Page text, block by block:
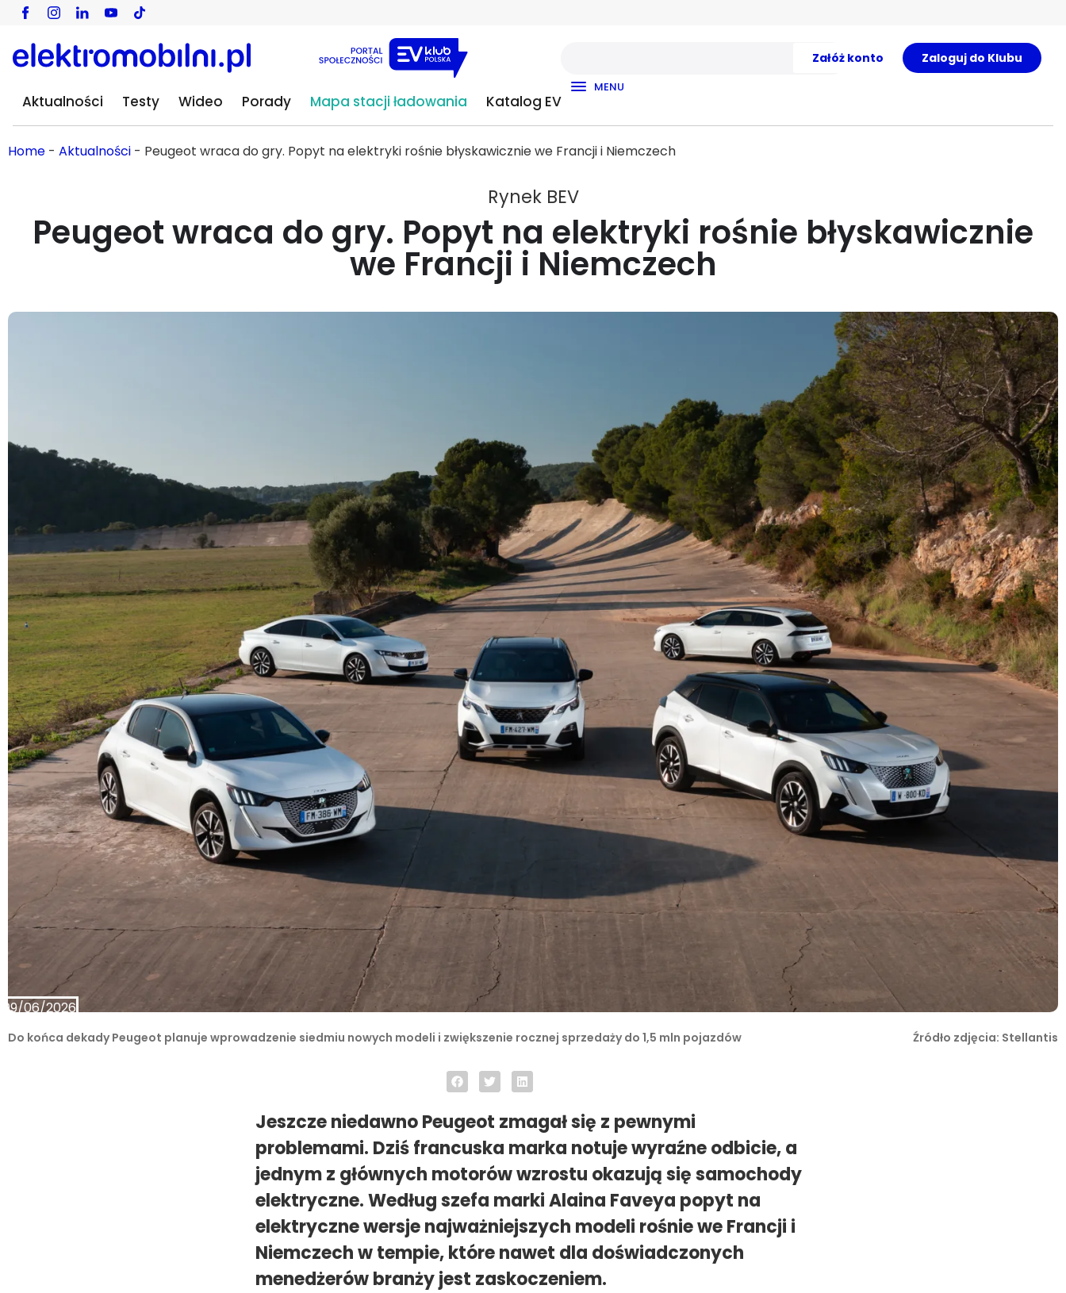
Załóż konto Zaloguj do Klubu
Aktualności Testy Wideo Porady Mapa stacji ładowania Katalog EV
MENU
Home - Aktualności - Peugeot wraca do gry. Popyt na elektryki rośnie błyskawicznie we Francji i Niemczech
Rynek BEV
Peugeot wraca do gry. Popyt na elektryki rośnie błyskawicznie
we Francji i Niemczech
09/06/2026
Do końca dekady Peugeot planuje wprowadzenie siedmiu nowych modeli i zwiększenie rocznej sprzedaży do 1,5 mln pojazdów Źródło zdjęcia: Stellantis
Jeszcze niedawno Peugeot zmagał się z pewnymi
problemami. Dziś francuska marka notuje wyraźne odbicie, a
jednym z głównych motorów wzrostu okazują się samochody
elektryczne. Według szefa marki Alaina Faveya popyt na
elektryczne wersje najważniejszych modeli rośnie we Francji i
Niemczech w tempie, które nawet dla doświadczonych
menedżerów branży jest zaskoczeniem.